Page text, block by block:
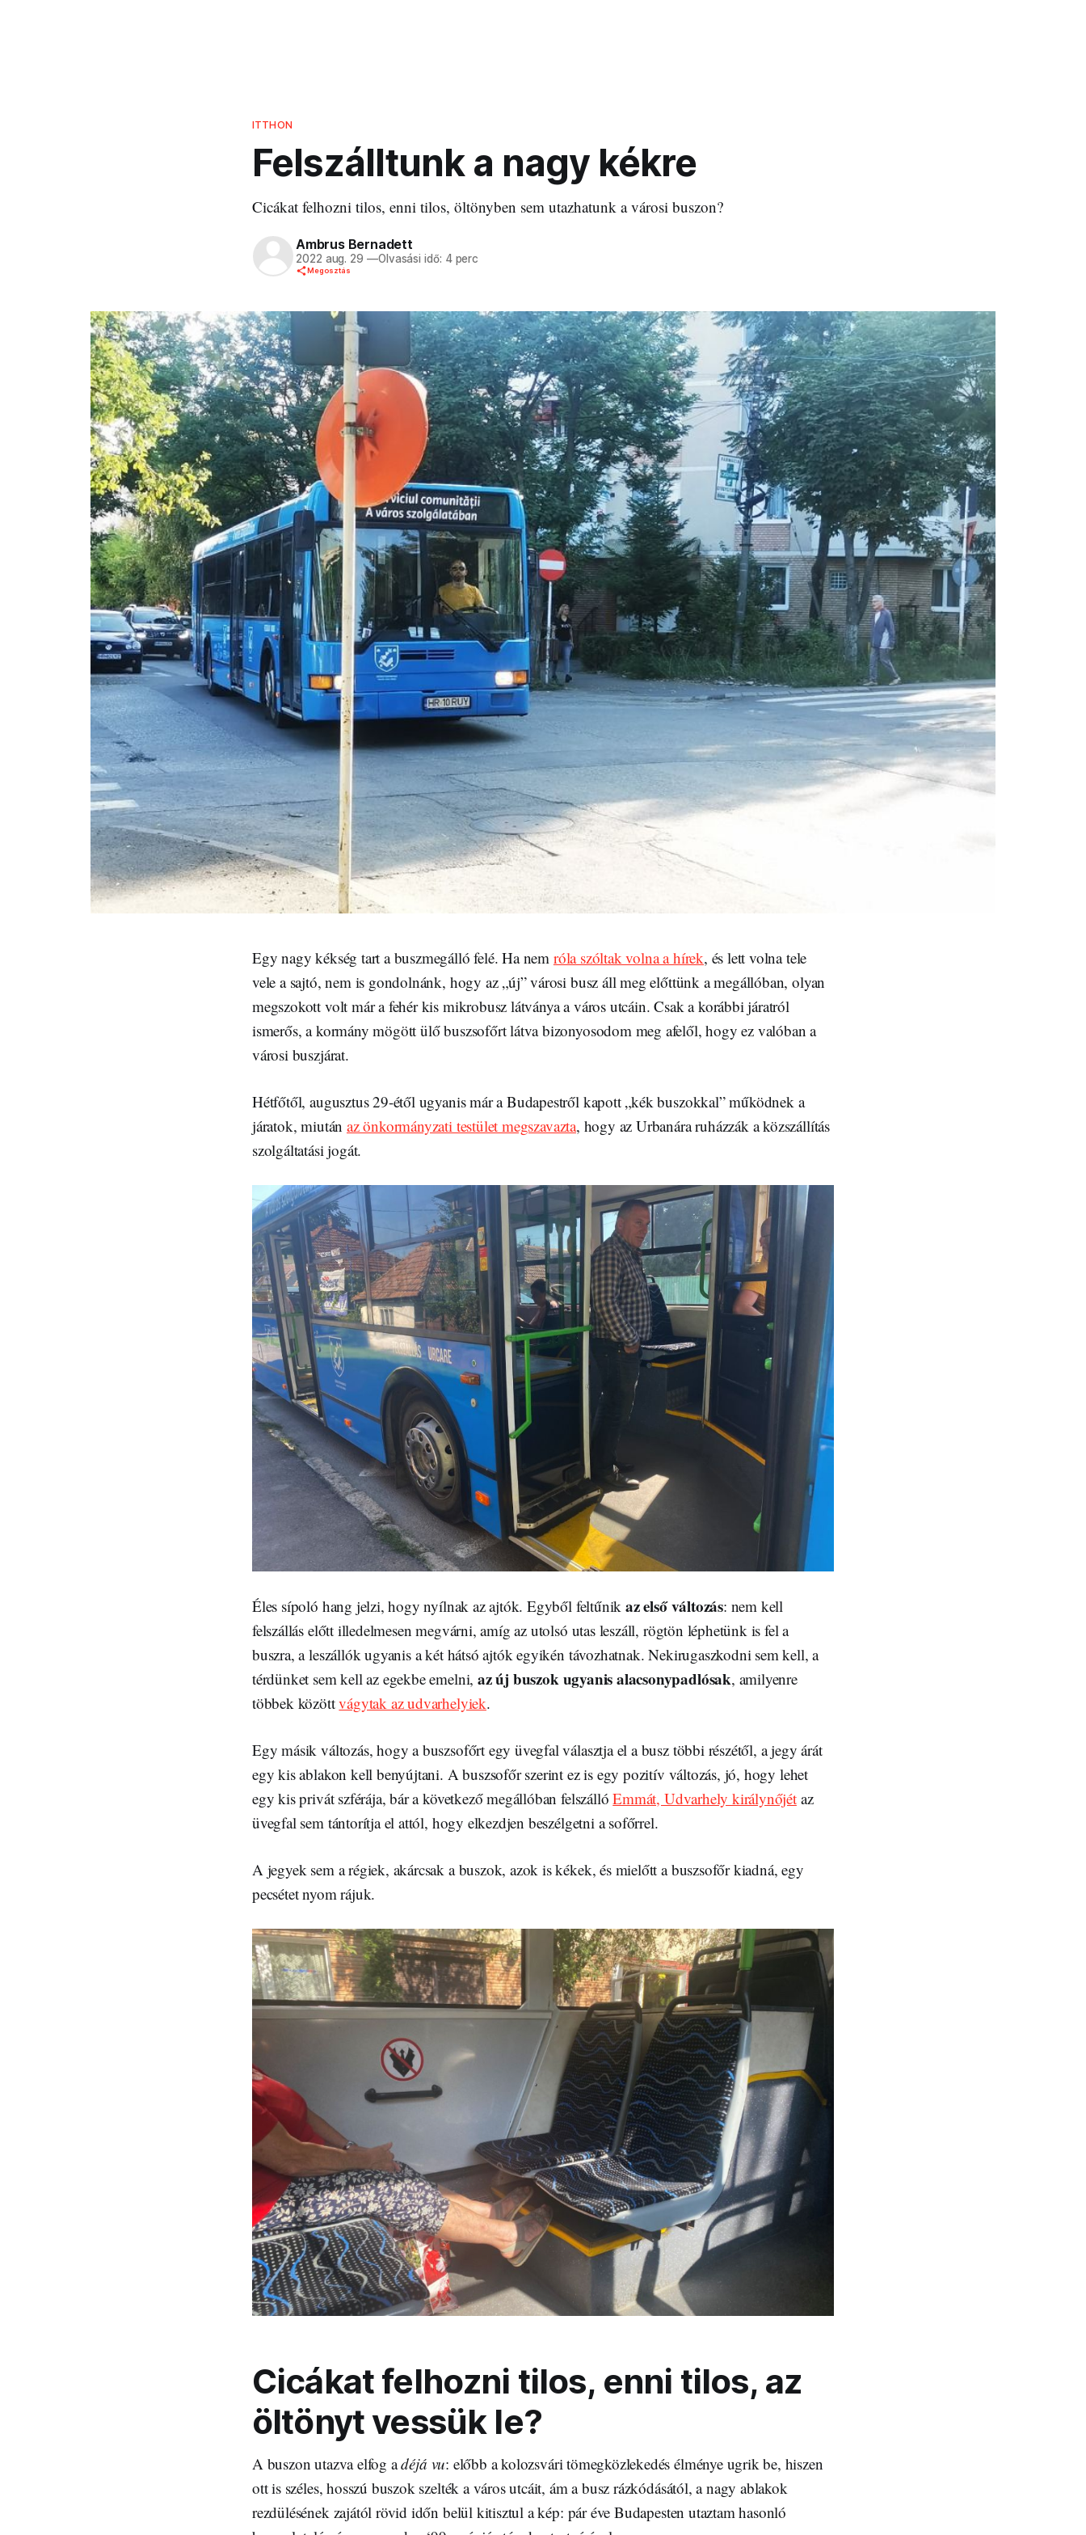
ITTHON
Felszálltunk a nagy kékre
Cicákat felhozni tilos, enni tilos, öltönyben sem utazhatunk a városi buszon?
Ambrus Bernadett
2022 aug. 29 —Olvasási idő: 4 perc
Megosztás
Egy nagy kékség tart a buszmegálló felé. Ha nem róla szóltak volna a hírek, és lett volna tele
vele a sajtó, nem is gondolnánk, hogy az „új” városi busz áll meg előttünk a megállóban, olyan
megszokott volt már a fehér kis mikrobusz látványa a város utcáin. Csak a korábbi járatról
ismerős, a kormány mögött ülő buszsofőrt látva bizonyosodom meg afelől, hogy ez valóban a
városi buszjárat.
Hétfőtől, augusztus 29-étől ugyanis már a Budapestről kapott „kék buszokkal” működnek a
járatok, miután az önkormányzati testület megszavazta, hogy az Urbanára ruházzák a közszállítás
szolgáltatási jogát.
Éles sípoló hang jelzi, hogy nyílnak az ajtók. Egyből feltűnikaz első változás: nem kell
felszállás előtt illedelmesen megvárni, amíg az utolsó utas leszáll, rögtön léphetünk is fel a
buszra, a leszállók ugyanis a két hátsó ajtók egyikén távozhatnak. Nekirugaszkodni sem kell, a
térdünket sem kell az egekbe emelni, az új buszok ugyanis alacsonypadlósak, amilyenre
többek közöttvágytak az udvarhelyiek.
Egy másik változás, hogy a buszsofőrt egy üvegfal választja el a busz többi részétől, a jegy árát
egy kis ablakon kell benyújtani. A buszsofőr szerint ez is egy pozitív változás, jó, hogy lehet
egy kis privát szférája, bár a következő megállóban felszállóEmmát, Udvarhely királynőjétaz
üvegfal sem tántorítja el attól, hogy elkezdjen beszélgetni a sofőrrel.
A jegyek sem a régiek, akárcsak a buszok, azok is kékek, és mielőtt a buszsofőr kiadná, egy
pecsétet nyom rájuk.
Cicákat felhozni tilos, enni tilos, az
öltönyt vessük le?
A buszon utazva elfog adéjá vu: előbb a kolozsvári tömegközlekedés élménye ugrik be, hiszen
ott is széles, hosszú buszok szelték a város utcáit, ám a busz rázkódásától, a nagy ablakok
rezdülésének zajától rövid időn belül kitisztul a kép: pár éve Budapesten utaztam hasonló